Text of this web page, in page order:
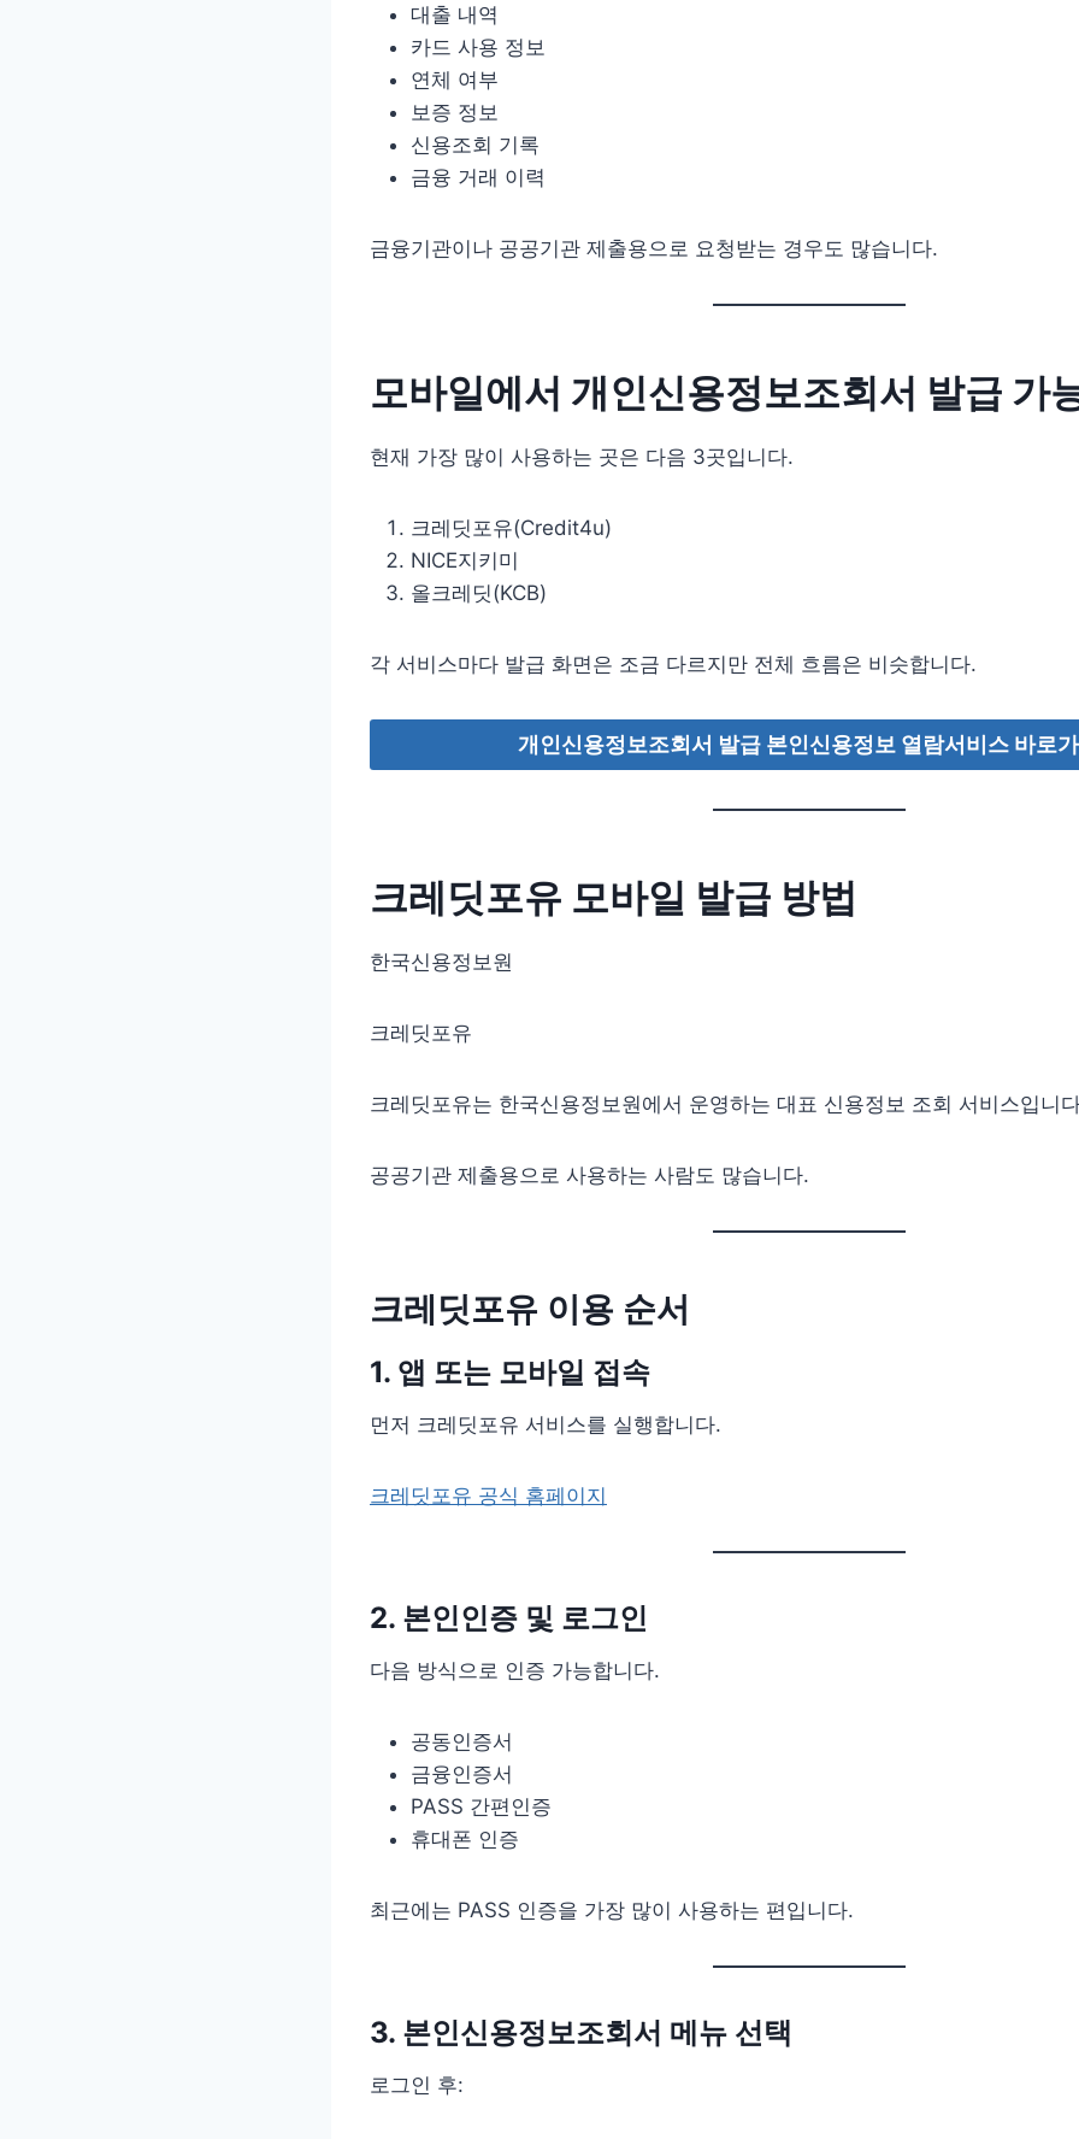
대출 내역
카드 사용 정보
연체 여부
보증 정보
신용조회 기록
금융 거래 이력
금융기관이나 공공기관 제출용으로 요청받는 경우도 많습니다.
모바일에서 개인신용정보조회서 발급 가
현재 가장 많이 사용하는 곳은 다음 3곳입니다.
크레딧포유(Credit4u)
NICE지키미
올크레딧(KCB)
각 서비스마다 발급 화면은 조금 다르지만 전체 흐름은 비슷합니다.
개인신용정보조회서 발급 본인신용정보 열람서비스 바로
크레딧포유 모바일 발급 방법
한국신용정보원
크레딧포유
크레딧포유는 한국신용정보원에서 운영하는 대표 신용정보 조회 서비스입니
공공기관 제출용으로 사용하는 사람도 많습니다.
크레딧포유 이용 순서
1. 앱 또는 모바일 접속
먼저 크레딧포유 서비스를 실행합니다.
크레딧포유 공식 홈페이지
2. 본인인증 및 로그인
다음 방식으로 인증 가능합니다.
공동인증서
금융인증서
PASS 간편인증
휴대폰 인증
최근에는 PASS 인증을 가장 많이 사용하는 편입니다.
3. 본인신용정보조회서 메뉴 선택
로그인 후: